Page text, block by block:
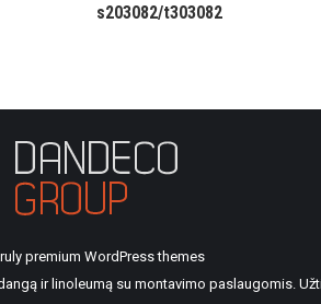
s203082/t303082
premium WordPress themes
ir linoleumą su montavimo paslaugomis.